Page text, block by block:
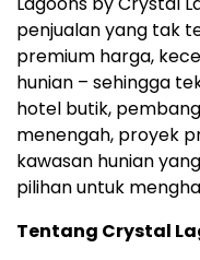
penjualan yang tak
premium harga,
hunian – sehingga
hotel butik,
menengah, proyek
kawasan hunian
pilihan untuk
Tentang Crystal